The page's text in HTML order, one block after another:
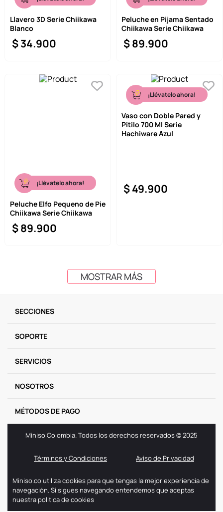
Llavero 3D Serie Chiikawa
Blanco
$34.900
Peluche en Pijama Sentado
Chiikawa Serie Chiikawa
$89.900
¡Llévatelo ahora!
Peluche Elfo Pequeno de Pie
Chiikawa Serie Chiikawa
$89.900
¡Llévatelo ahora!
Vaso con Doble Pared y
Pitilo 700 Ml Serie
Hachiware Azul
$49.900
MOSTRAR MÁS
SECCIONES
SOPORTE
SERVICIOS
NOSOTROS
MÉTODOS DE PAGO
Miniso Colombia. Todos los derechos reservados © 2025
Términos y Condiciones Aviso de Privacidad
Miniso.co utiliza cookies para que tengas la mejor experiencia de
navegación. Si sigues navegando entendemos que aceptas
nuestra politica de cookies